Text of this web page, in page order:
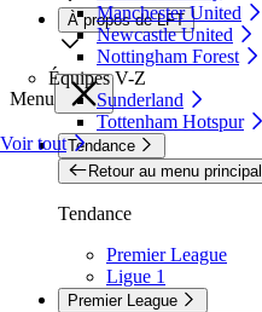
Manchester United
Newcastle United
Nottingham Forest
Équipes V-Z
Sunderland
Tottenham Hotspur
Voir tout
À propos de LFT
Menu
Tendance
Retour au menu principal
Tendance
Premier League
Ligue 1
Premier League